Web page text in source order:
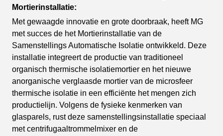
Mortierinstallatie:
Met gewaagde innovatie en grote doorbraak, heeft MG
met succes de het Mortierinstallatie van de
Samenstellings Automatische Isolatie ontwikkeld. Deze
installatie integreert de productie van traditioneel
organisch thermische isolatiemortier en het nieuwe
anorganische verglaasde mortier van de microsfeer
thermische isolatie in een efficiënte het mengen zich
productielijn. Volgens de fysieke kenmerken van
glasparels, rust deze samenstellingsinstallatie speciaal
met centrifugaaltrommelmixer en de